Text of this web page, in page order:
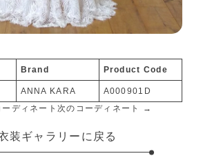
Brand Product Code
ANNA KARA
A000901D
ディネート 次のコーディネート →
装ギャラリーに戻る